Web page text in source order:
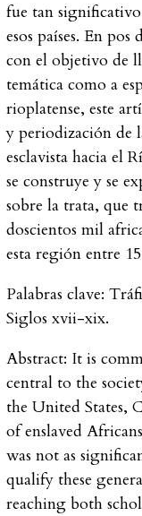
fue tan significativo
esos países. En
con el objetivo de
temática como a
rioplatense, este
y periodización de
esclavista hacia el
se construye y se
sobre la trata, que
doscientos mil
esta región entre
Palabras clave:
Siglos xvii-xix.
Abstract: It is
central to the
the United States,
of enslaved
was not as
qualify these
reaching both